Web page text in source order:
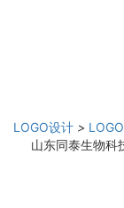
LOGO设计 >
山东同泰生物科